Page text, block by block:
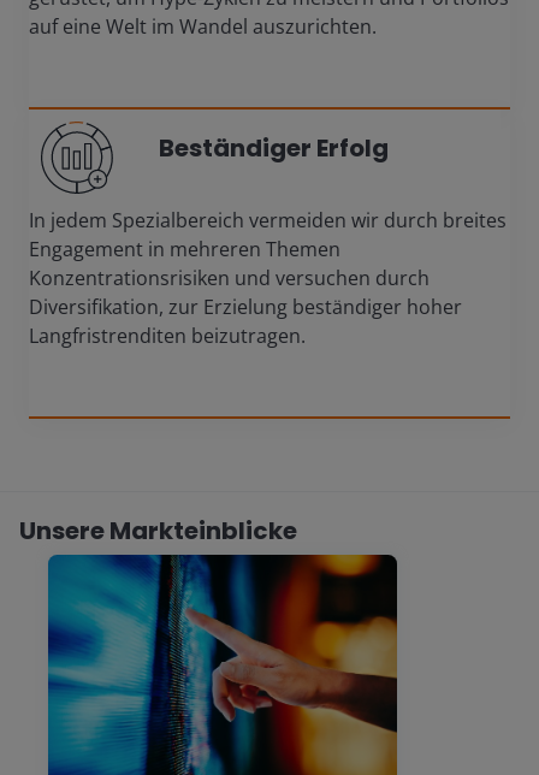
auf eine Welt im Wandel auszurichten.
Beständiger Erfolg
In jedem Spezialbereich vermeiden wir durch breites
Engagement in mehreren Themen
Konzentrationsrisiken und versuchen durch
Diversifikation, zur Erzielung beständiger hoher
Langfristrenditen beizutragen.
Unsere Markteinblicke